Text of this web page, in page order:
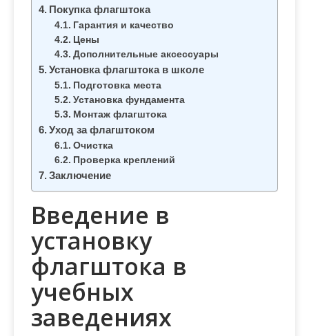
Покупка флагштока
Гарантия и качество
Цены
Дополнительные аксессуары
Установка флагштока в школе
Подготовка места
Установка фундамента
Монтаж флагштока
Уход за флагштоком
Очистка
Проверка креплений
Заключение
Введение в
установку
флагштока в
учебных
заведениях